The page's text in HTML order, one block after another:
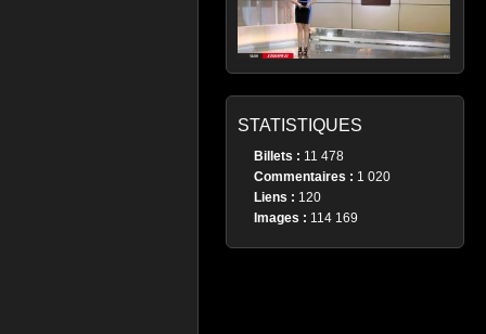
STATISTIQUES
Billets : 11 478
Commentaires : 1 020
Liens : 120
Images : 114 169